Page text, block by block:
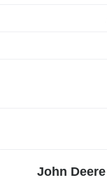
معلومات إضافية — محرك هيدروليكي John Deere